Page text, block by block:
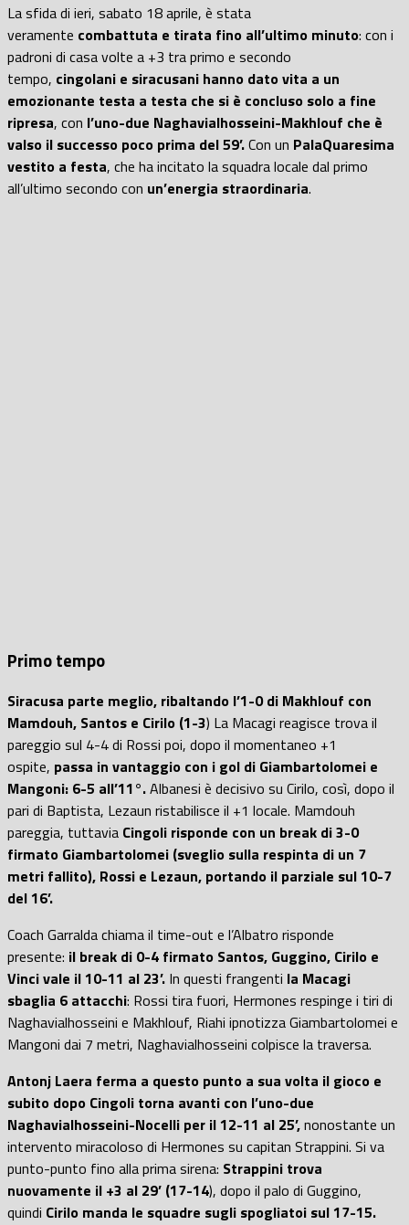
La sfida di ieri, sabato 18 aprile, è stata
veramente combattuta e tirata fino all’ultimo minuto: con i
padroni di casa volte a +3 tra primo e secondo
tempo, cingolani e siracusani hanno dato vita a un
emozionante testa a testa che si è concluso solo a fine
ripresa, con l’uno-due Naghavialhosseini-Makhlouf che è
valso il successo poco prima del 59’.Con un PalaQuaresima
vestito a festa, che ha incitato la squadra locale dal primo
all’ultimo secondo con un’energia straordinaria.
Primo tempo
Siracusa parte meglio, ribaltando l’1-0 di Makhlouf con
Mamdouh, Santos e Cirilo (1-3) La Macagi reagisce trova il
pareggio sul 4-4 di Rossi poi, dopo il momentaneo +1
ospite, passa in vantaggio con i gol di Giambartolomei e
Mangoni: 6-5 all’11°.Albanesi è decisivo su Cirilo, così, dopo il
pari di Baptista, Lezaun ristabilisce il +1 locale. Mamdouh
pareggia, tuttavia Cingoli risponde con un break di 3-0
firmato Giambartolomei (sveglio sulla respinta di un 7
metri fallito), Rossi e Lezaun, portando il parziale sul 10-7
del 16’.
Coach Garralda chiama il time-out e l’Albatro risponde
presente: il break di 0-4 firmato Santos, Guggino, Cirilo e
Vinci vale il 10-11 al 23’. In questi frangenti la Macagi
sbaglia 6 attacchi: Rossi tira fuori, Hermones respinge i tiri di
Naghavialhosseini e Makhlouf, Riahi ipnotizza Giambartolomei e
Mangoni dai 7 metri, Naghavialhosseini colpisce la traversa.
Antonj Laera ferma a questo punto a sua volta il gioco e
subito dopo Cingoli torna avanti con l’uno-due
Naghavialhosseini-Nocelli per il 12-11 al 25’,nonostante un
intervento miracoloso di Hermones su capitan Strappini. Si va
punto-punto fino alla prima sirena: Strappini trova
nuovamente il +3 al 29’ (17-14), dopo il palo di Guggino,
quindi Cirilo manda le squadre sugli spogliatoi sul 17-15.